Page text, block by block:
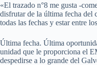
«El trazado n°8 me gusta -
disfrutar de la última fecha del
todas las fechas y estar entre
Última fecha. Última
unidad que le proporciona el
despedirse a lo grande del